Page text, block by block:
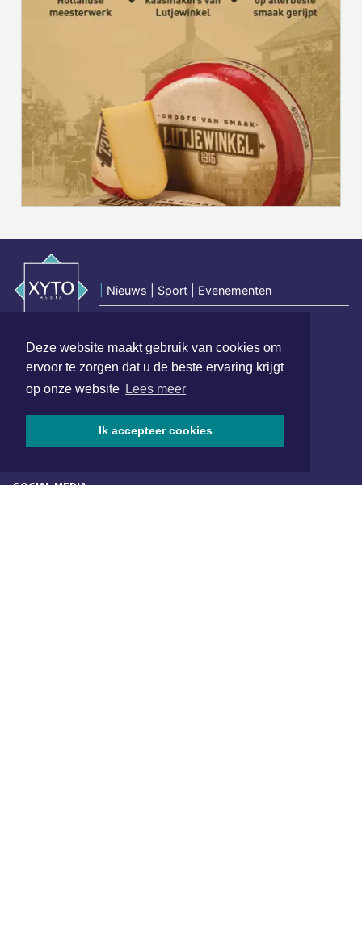
Deze website maakt gebruik van cookies om
ervoor te zorgen dat u de beste ervaring krijgt
op onze website Lees meer
Ik accepteer cookies
Nieuws | Sport | Evenementen
Hoofdvestiging:
van Benthuizenlaan 1
1701 BZ Heerhugowaard
072 8200 600
redactie@xyto.nl
SOCIAL MEDIA